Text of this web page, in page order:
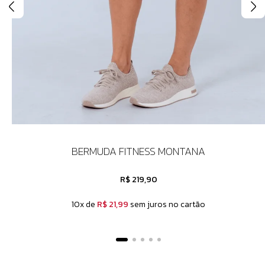
BERMUDA FITNESS MONTANA
R$ 219,90
10x de R$ 21,99 sem juros no cartão